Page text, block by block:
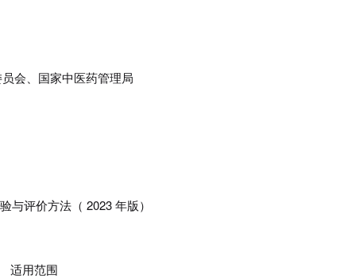
会、国家中医药管理局
与评价方法（ 2023年版）
适用范围